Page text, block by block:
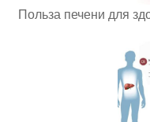
Польза печени для